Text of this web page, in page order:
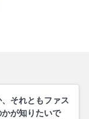
それともファス
が知りたいで